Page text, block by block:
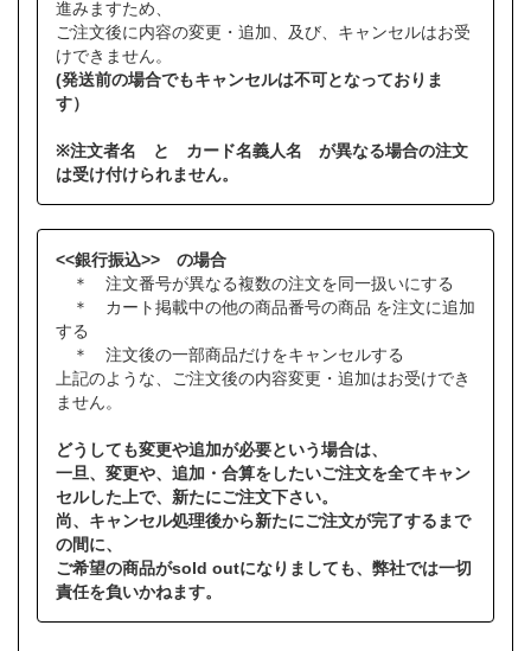
進みますため、
ご注文後に内容の変更・追加、及び、キャンセルはお受
けできません。
(発送前の場合でもキャンセルは不可となっておりま
す）
※注文者名 と カード名義人名 が異なる場合の注文
は受け付けられません。
<<銀行振込>> の場合
＊ 注文番号が異なる複数の注文を同一扱いにする
＊ カート掲載中の他の商品番号の商品 を注文に追加
する
＊ 注文後の一部商品だけをキャンセルする
上記のような、ご注文後の内容変更・追加はお受けでき
ません。
どうしても変更や追加が必要という場合は、
一旦、変更や、追加・合算をしたいご注文を全てキャン
セルした上で、新たにご注文下さい。
尚、キャンセル処理後から新たにご注文が完了するまで
の間に、
ご希望の商品がsold outになりましても、弊社では一切
責任を負いかねます。